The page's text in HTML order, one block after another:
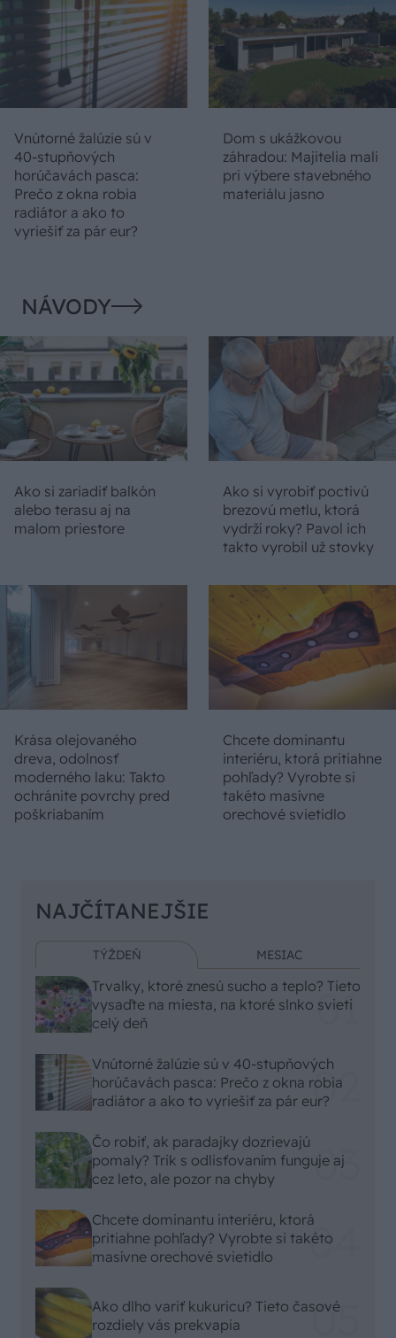
Vnútorné žalúzie sú v
40-stupňových
horúčavách pasca:
Prečo z okna robia
radiátor a ako to
vyriešiť za pár eur?
Dom s ukážkovou
záhradou: Majitelia mali
pri výbere stavebného
materiálu jasno
NÁVODY
Ako si zariadiť balkón
alebo terasu aj na
malom priestore
Ako si vyrobiť poctivú
brezovú metlu, ktorá
vydrží roky? Pavol ich
takto vyrobil už stovky
Krása olejovaného
dreva, odolnosť
moderného laku: Takto
ochránite povrchy pred
poškriabaním
Chcete dominantu
interiéru, ktorá pritiahne
pohľady? Vyrobte si
takéto masívne
orechové svietidlo
NAJČÍTANEJŠIE
TÝŽDEŇ MESIAC
Trvalky, ktoré znesú sucho a teplo? Tieto
vysaďte na miesta, na ktoré slnko svieti
celý deň
Vnútorné žalúzie sú v 40-stupňových
horúčavách pasca: Prečo z okna robia
radiátor a ako to vyriešiť za pár eur?
Čo robiť, ak paradajky dozrievajú
pomaly? Trik s odlisťovaním funguje aj
cez leto, ale pozor na chyby
Chcete dominantu interiéru, ktorá
pritiahne pohľady? Vyrobte si takéto
masívne orechové svietidlo
Ako dlho variť kukuricu? Tieto časové
rozdiely vás prekvapia